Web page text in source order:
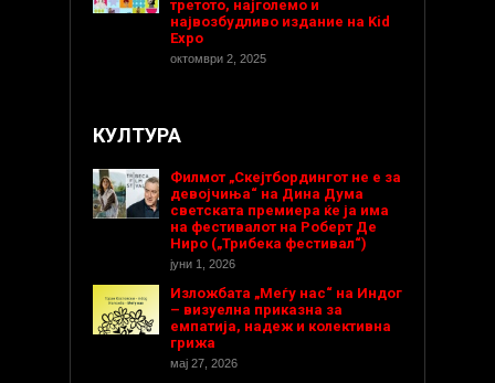
третото, најголемо и
највозбудливо издание на Kid
Expo
октомври 2, 2025
КУЛТУРА
Филмот „Скејтбордингот не е за
девојчиња“ на Дина Дума
светската премиера ќе ја има
на фестивалот на Роберт Де
Ниро („Трибека фестивал“)
јуни 1, 2026
Изложбата „Меѓу нас“ на Индог
– визуелна приказна за
емпатија, надеж и колективна
грижа
мај 27, 2026